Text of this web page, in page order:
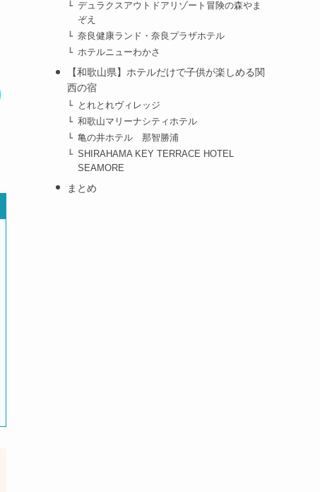
デュラクスアウトドアリゾート冒険の森やま
ぞえ
奈良健康ランド・奈良プラザホテル
ホテルニューわかさ
【和歌山県】ホテルだけで子供が楽しめる関
西の宿
とれとれヴィレッジ
和歌山マリーナシティホテル
亀の井ホテル 那智勝浦
SHIRAHAMA KEY TERRACE HOTEL
SEAMORE
まとめ